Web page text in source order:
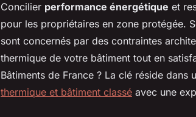
Concilier performance énergétique et
pour les propriétaires en zone protégée.
sont concernés par des contraintes
thermique de votre bâtiment tout en
Bâtiments de France ? La clé réside dans
thermique et bâtiment classé avec une